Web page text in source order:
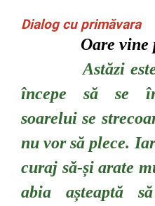
Dialog cu primăvara
Oare vine
Astăzi
începe să se
soarelui se
nu vor să plece.
curaj să-și arate
abia așteaptă